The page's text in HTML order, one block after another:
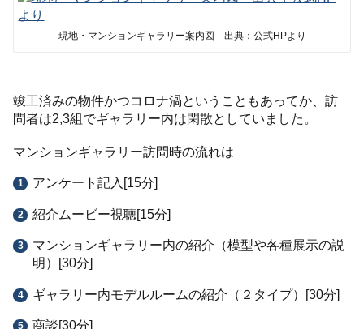
現地・マンションギャラリー案内図 出典：公式HPより
竣工済みの物件かつコロナ渦ということもあってか、訪
問者は2,3組でギャラリー内は閑散としていました。
マンションギャラリー訪問時の流れは
アンケート記入[15分]
紹介ムービー視聴[15分]
マンションギャラリー内の紹介（模型や各種展示の説
明）[30分]
ギャラリー内モデルルームの紹介（２タイプ）[30分]
商談[30分]